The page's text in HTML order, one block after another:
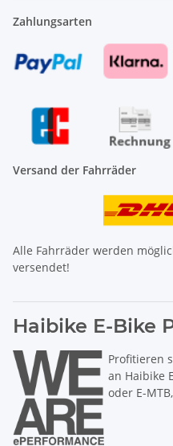
Zahlungsarten
Versand der Fahrräder
Alle Fahrräder werden
versendet!
Haibike E-Bike
Profitieren
an Haibike
oder E-